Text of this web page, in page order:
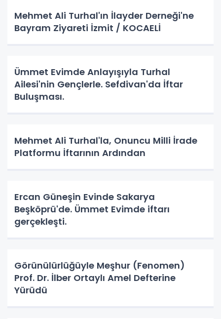
Mehmet Ali Turhal'ın İlayder Derneği'ne
Bayram Ziyareti İzmit / KOCAELİ
Ümmet Evimde Anlayışıyla Turhal
Ailesi'nin Gençlerle. Sefdivan'da İftar
Buluşması.
Mehmet Ali Turhal'la, Onuncu Milli İrade
Platformu İftarının Ardından
Ercan Güneşin Evinde Sakarya
Beşköprü'de. Ümmet Evimde iftarı
gerçekleşti.
Görünülürlüğüyle Meşhur (Fenomen)
Prof. Dr. İlber Ortaylı Amel Defterine
Yürüdü